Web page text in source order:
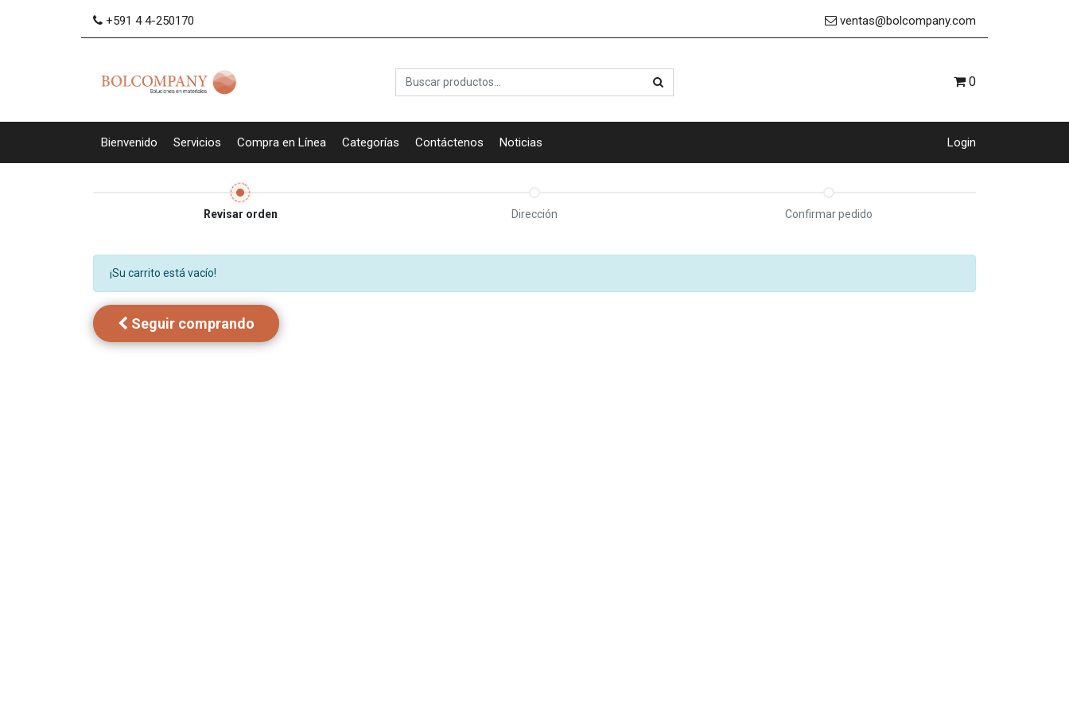
+591 4 4-250170 ventas@bolcompany.com
0
Bienvenido Servicios Compra en Línea Categorías Contáctenos Noticias Login
Revisar orden Dirección Confirmar pedido
¡Su carrito está vacío!
Seguir comprando